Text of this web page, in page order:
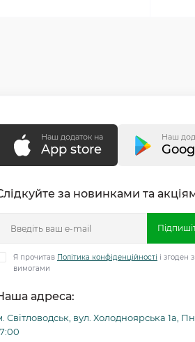
Наш додаток на
App store
Наш
за новинками та
Я прочитав Політика конфіденційності і згоден з
вимогами
адреса:
Світловодськ, вул. Холодноярська 1а,